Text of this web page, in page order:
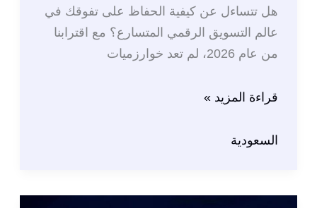
هل تتساءل عن كيفية الحفاظ على تفوقك في
عالم التسويق الرقمي المتسارع؟ مع اقترابنا
من عام 2026، لم تعد خوارزميات
أقوى
أدوات
قراءة المزيد »
السعودية